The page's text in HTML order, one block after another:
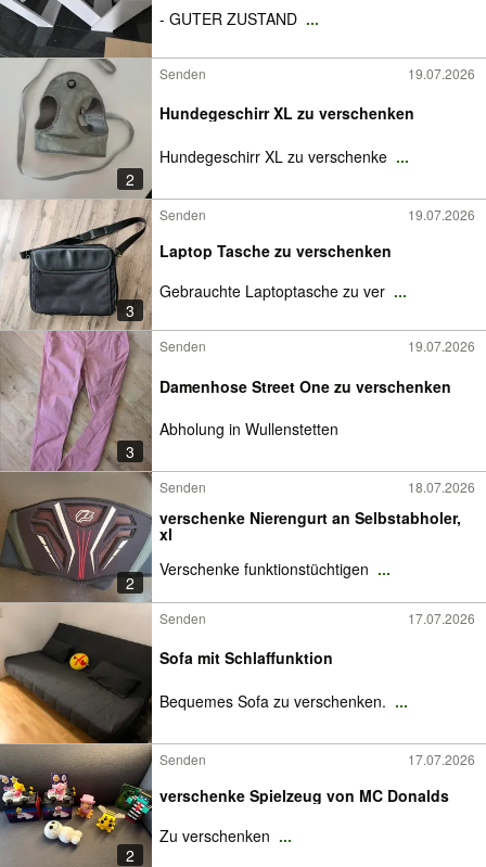
- GUTER ZUSTAND ...
2
Senden 19.07.2026
Hundegeschirr XL zu verschenken
Hundegeschirr XL zu verschenke ...
3
Senden 19.07.2026
Laptop Tasche zu verschenken
Gebrauchte Laptoptasche zu ver ...
3
Senden 19.07.2026
Damenhose Street One zu verschenken
Abholung in Wullenstetten
2
Senden 18.07.2026
verschenke Nierengurt an Selbstabholer,
xl
Verschenke funktionstüchtigen ...
Senden 17.07.2026
Sofa mit Schlaffunktion
Bequemes Sofa zu verschenken. ...
2
Senden 17.07.2026
verschenke Spielzeug von MC Donalds
Zu verschenken ...